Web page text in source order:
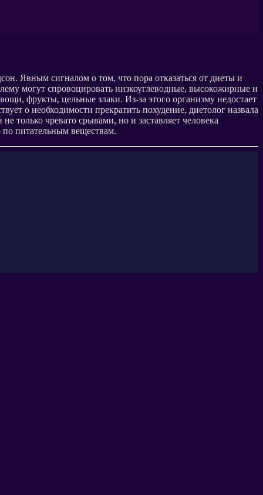
Явным сигналом о том, что пора отказаться от диеты и
могут спровоцировать низкоуглеводные, высокожирные и
фрукты, цельные злаки. Из-за этого организму недостает
о необходимости прекратить похудение, диетолог назвала
только чревато срывами, но и заставляет человека
по питательным веществам.